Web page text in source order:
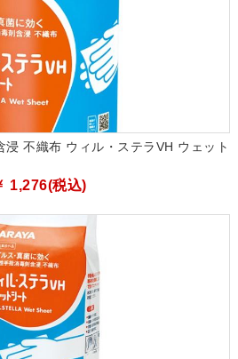
不織布 ウィル・ステラVH ウェット
1,276(税込)